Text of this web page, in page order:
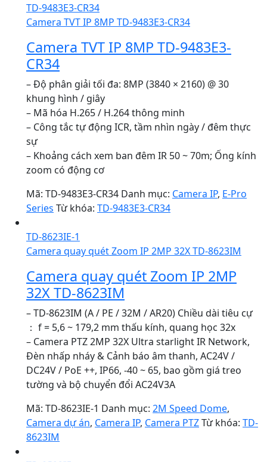
TD-9483E3-CR34
Camera TVT IP 8MP TD-9483E3-CR34
Camera TVT IP 8MP TD-9483E3-
CR34
– Độ phân giải tối đa: 8MP (3840 × 2160) @ 30
khung hình / giây
– Mã hóa H.265 / H.264 thông minh
– Công tắc tự động ICR, tầm nhìn ngày / đêm thực
sự
– Khoảng cách xem ban đêm IR 50 ~ 70m; Ống kính
zoom có ​​động cơ
Mã: TD-9483E3-CR34 Danh mục: Camera IP, E-Pro
Series Từ khóa: TD-9483E3-CR34
TD-8623IE-1
Camera quay quét Zoom IP 2MP 32X TD-8623IM
Camera quay quét Zoom IP 2MP
32X TD-8623IM
– TD-8623IM (A / PE / 32M / AR20) Chiều dài tiêu cự
： f = 5,6 ~ 179,2 mm thấu kính, quang học 32x
– Camera PTZ 2MP 32X Ultra starlight IR Network,
Đèn nhấp nháy & Cảnh báo âm thanh, AC24V /
DC24V / PoE ++, IP66, -40 ~ 65, bao gồm giá treo
tường và bộ chuyển đổi AC24V3A
Mã: TD-8623IE-1 Danh mục: 2M Speed Dome,
Camera dự án, Camera IP, Camera PTZTừ khóa: TD-
8623IM